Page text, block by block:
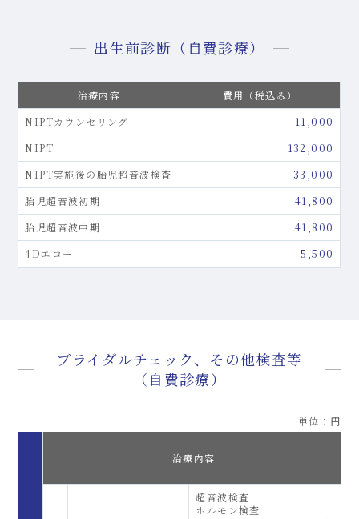
出生前診断（自費診療）
治療内容
費用（税込み）
NIPTカウンセリング
11,000
NIPT
132,000
NIPT実施後の胎児超音波検査
33,000
胎児超音波初期
41,800
胎児超音波中期
41,800
4Dエコー
5,500
ブライダルチェック、その他検査等
（自費診療）
単位：円
治療内容
超音波検査
ホルモン検査